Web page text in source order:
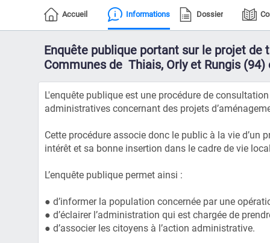
Accueil Informations Dossier
Enquête publique portant sur le projet de
Communes de Thiais, Orly et Rungis
L'enquête publique est une procédure de
administratives concernant des projets
Cette procédure associe donc le public à la vie
intérêt et sa bonne insertion dans le cadre de vie
L’enquête publique permet ainsi :
● d’informer la population concernée par une
● d’éclairer l’administration qui est chargée de
● d’associer les citoyens à l’action administrative.